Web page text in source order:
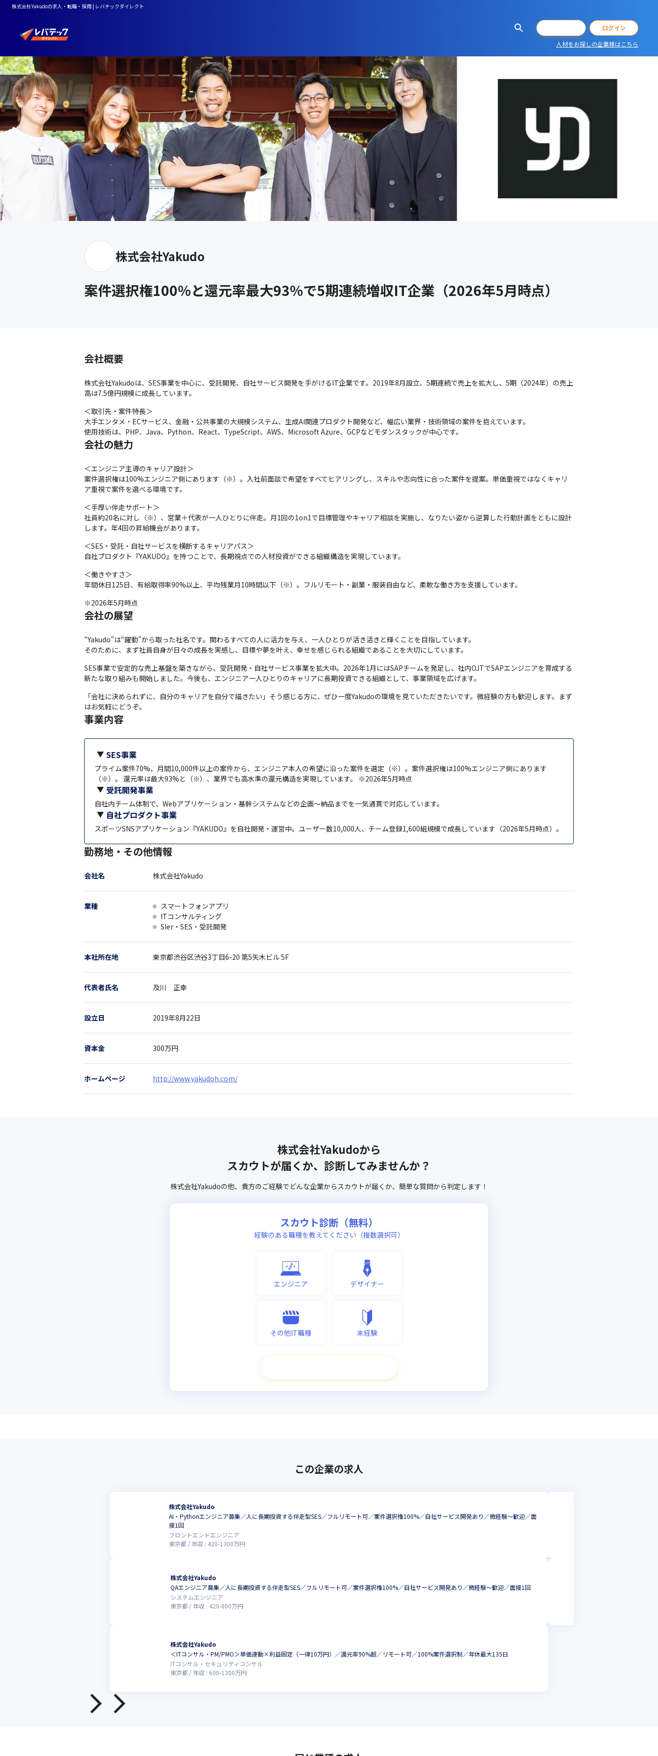
株式会社Yakudoの求人・転職・採用 | レバテックダイレクト
ログイン
人材をお探しの企業様はこちら
株式会社Yakudo
案件選択権100%と還元率最大93%で5期連続増収IT企業（2026年5月時点）
会社概要
株式会社Yakudoは、SES事業を中心に、受託開発、自社サービス開発を手がけるIT企業です。2019年8月設立、5期連続で売上を拡大し、5期（2024年）の売上
高は7.5億円規模に成長しています。
＜取引先・案件特長＞
大手エンタメ・ECサービス、金融・公共事業の大規模システム、生成AI関連プロダクト開発など、幅広い業界・技術領域の案件を抱えています。
使用技術は、PHP、Java、Python、React、TypeScript、AWS、Microsoft Azure、GCPなどモダンスタックが中心です。
会社の魅力
＜エンジニア主導のキャリア設計＞
案件選択権は100%エンジニア側にあります（※）。入社前面談で希望をすべてヒアリングし、スキルや志向性に合った案件を提案。単価重視ではなくキャリ
ア重視で案件を選べる環境です。
＜手厚い伴走サポート＞
社員約20名に対し（※）、営業＋代表が一人ひとりに伴走。月1回の1on1で目標管理やキャリア相談を実施し、なりたい姿から逆算した行動計画をともに設計
します。年4回の昇給機会があります。
＜SES・受託・自社サービスを横断するキャリアパス＞
自社プロダクト『YAKUDO』を持つことで、長期視点での人材投資ができる組織構造を実現しています。
＜働きやすさ＞
年間休日125日、有給取得率90%以上、平均残業月10時間以下（※）。フルリモート・副業・服装自由など、柔軟な働き方を支援しています。
※2026年5月時点
会社の展望
“Yakudo”は“躍動”から取った社名です。関わるすべての人に活力を与え、一人ひとりが活き活きと輝くことを目指しています。
そのために、まず社員自身が日々の成長を実感し、目標や夢を叶え、幸せを感じられる組織であることを大切にしています。
SES事業で安定的な売上基盤を築きながら、受託開発・自社サービス事業を拡大中。2026年1月にはSAPチームを発足し、社内OJTでSAPエンジニアを育成する
新たな取り組みも開始しました。今後も、エンジニア一人ひとりのキャリアに長期投資できる組織として、事業領域を広げます。
「会社に決められずに、自分のキャリアを自分で描きたい」そう感じる方に、ぜひ一度Yakudoの環境を見ていただきたいです。微経験の方も歓迎します。まず
はお気軽にどうぞ。
事業内容
SES事業
プライム案件70%、月間10,000件以上の案件から、エンジニア本人の希望に沿った案件を選定（※）。案件選択権は100%エンジニア側にあります
（※）。 還元率は最大93%と（※）、業界でも高水準の還元構造を実現しています。 ※2026年5月時点
受託開発事業
自社内チーム体制で、Webアプリケーション・基幹システムなどの企画〜納品までを一気通貫で対応しています。
自社プロダクト事業
スポーツSNSアプリケーション『YAKUDO』を自社開発・運営中。ユーザー数10,000人、チーム登録1,600組規模で成長しています（2026年5月時点）。
勤務地・その他情報
会社名 株式会社Yakudo
業種
スマートフォンアプリ
ITコンサルティング
SIer・SES・受託開発
本社所在地 東京都渋谷区渋谷3丁目6-20 第5矢木ビル 5F
代表者氏名 及川 正幸
設立日 2019年8月22日
資本金 300万円
ホームページ http://www.yakudoh.com/
株式会社Yakudoから
スカウトが届くか、診断してみませんか？
株式会社Yakudoの他、 貴方のご経験でどんな企業からスカウトが届くか、 簡単な質問から判定します！
スカウト診断（無料）
経験のある職種を教えてください（複数選択可）
エンジニア デザイナー
その他IT職種 未経験
この企業の求人
株式会社Yakudo
AI・Pythonエンジニア募集／人に長期投資する伴走型SES／フルリモート可／案件選択権100%／自社サービス開発あり／微経験〜歓迎／面
接1回
フロントエンドエンジニア
東京都
年収 : 420-1300万円
株式会社Yakudo
QAエンジニア募集／人に長期投資する伴走型SES／フルリモート可／案件選択権100%／自社サービス開発あり／微経験〜歓迎／面接1回
システムエンジニア
東京都
年収 : 420-800万円
株式会社Yakudo
＜ITコンサル・PM/PMO＞単価連動×利益固定（一律10万円）／還元率90%超／リモート可／100%案件選択制／年休最大135日
ITコンサル・セキュリティコンサル
東京都
年収 : 600-1300万円